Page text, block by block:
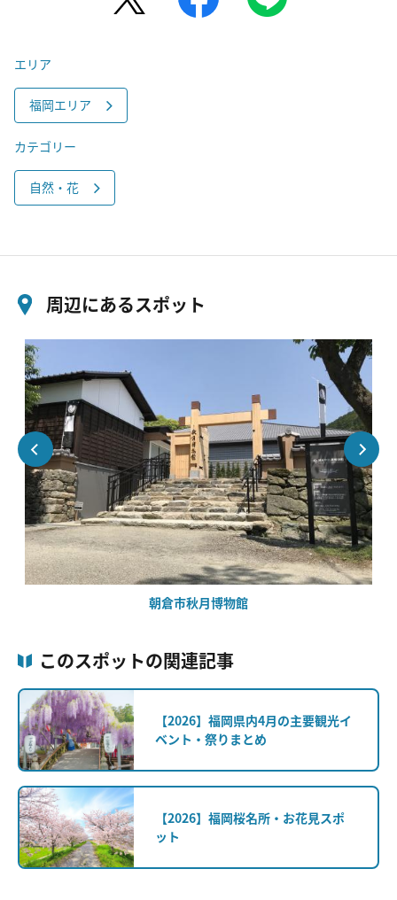
エリア
福岡エリア
カテゴリー
自然・花
周辺にあるスポット
朝倉市秋月博物館
このスポットの関連記事
【2026】福岡県内4月の主要観光イ
ベント・祭りまとめ
【2026】福岡桜名所・お花見スポ
ット